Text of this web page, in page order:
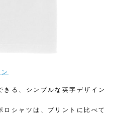
きる、シンプルな英字デザイン
シャツは、プリントに比べて